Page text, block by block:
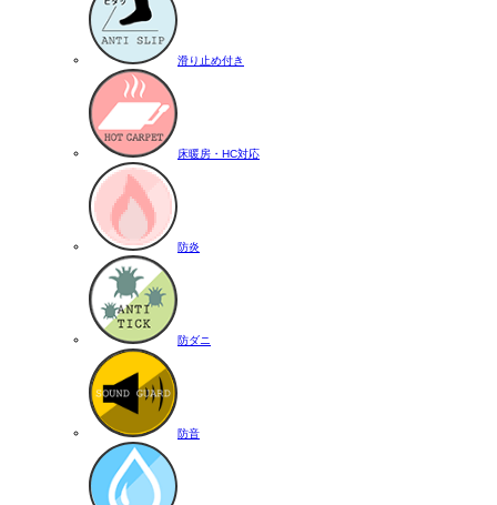
滑り止め付き
床暖房・HC対応
防炎
防ダニ
防音